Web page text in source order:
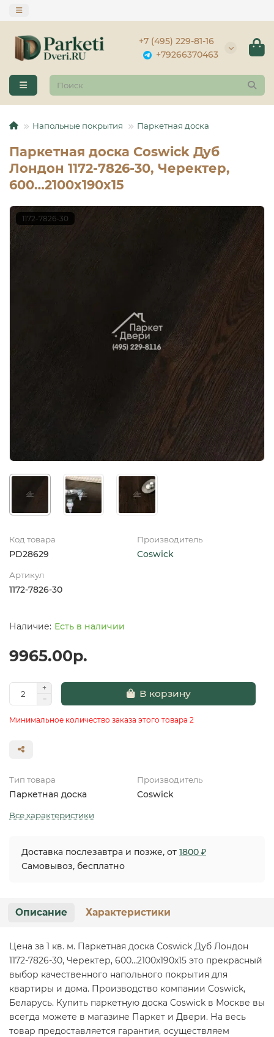
+7 (495) 229-81-16
+79266370463
Напольные покрытия Паркетная доска
Паркетная доска Coswick Дуб
Лондон 1172-7826-30, Черектер,
600…2100x190x15
1172-7826-30
Код товара
PD28629
Производитель
Coswick
Артикул
1172-7826-30
Есть в наличии
9965.00р.
В корзину
Минимальное количество заказа этого товара 2
Тип товара
Паркетная доска
Производитель
Coswick
Все характеристики
Доставка послезавтра и позже, от 1800 ₽
Самовывоз, бесплатно
Описание Характеристики
Цена за 1 кв. м. Паркетная доска Coswick Дуб Лондон
1172-7826-30, Черектер, 600…2100x190x15 это прекрасный
выбор качественного напольного покрытия для
квартиры и дома. Производство компании Coswick,
Беларусь. Купить паркетную доска Coswick в Москве вы
всегда можете в магазине Паркет и Двери. На весь
товар предоставляется гарантия, осуществляем